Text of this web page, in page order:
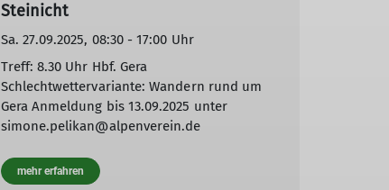
Steinicht
Sa. 27.09.2025, 08:30 - 17:00 Uhr
Treff: 8.30 Uhr Hbf. Gera
Schlechtwettervariante: Wandern rund um
Gera Anmeldung bis 13.09.2025 unter
simone.pelikan@alpenverein.de
mehr erfahren